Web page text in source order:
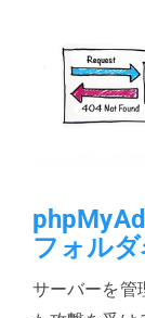
フォル
サーバーを管